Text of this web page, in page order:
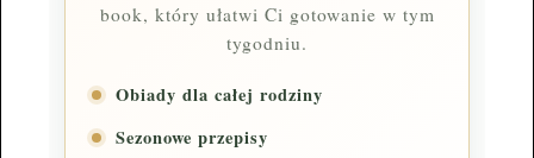
book, który ułatwi Ci gotowanie w tym
tygodniu.
Obiady dla całej rodziny
Sezonowe przepisy